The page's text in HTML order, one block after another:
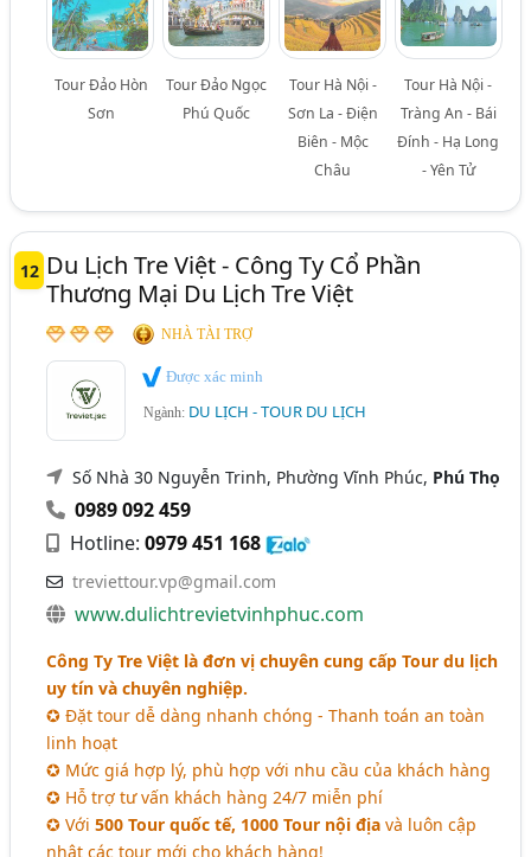
Tour Đảo Hòn
Sơn
Tour Đảo Ngọc
Phú Quốc
Tour Hà Nội -
Sơn La - Điện
Biên - Mộc
Châu
Tour Hà Nội -
Tràng An - Bái
Đính - Hạ Long
- Yên Tử
12 Du Lịch Tre Việt - Công Ty Cổ Phần
Thương Mại Du Lịch Tre Việt
NHÀ TÀI TRỢ
Được xác minh
Ngành: DU LỊCH - TOUR DU LỊCH
Số Nhà 30 Nguyễn Trinh, Phường Vĩnh Phúc, Phú Thọ
0989 092 459
Hotline:0979 451 168
treviettour.vp@gmail.com
www.dulichtrevietvinhphuc.com
Công Ty Tre Việt là đơn vị chuyên cung cấp Tour du lịch
uy tín và chuyên nghiệp.
✪ Đặt tour dễ dàng nhanh chóng - Thanh toán an toàn
linh hoạt
✪ Mức giá hợp lý, phù hợp với nhu cầu của khách hàng
✪ Hỗ trợ tư vấn khách hàng 24/7 miễn phí
✪ Với500 Tour quốc tế, 1000 Tour nội địa và luôn cập
nhật các tour mới cho khách hàng!